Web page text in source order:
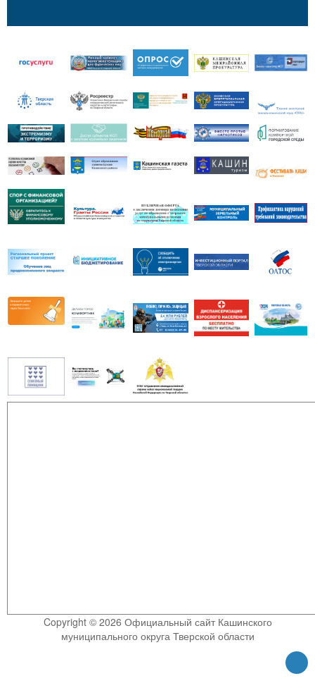
Copyright © 2026 Официальный сайт Кашинского
муниципального округа Тверской области